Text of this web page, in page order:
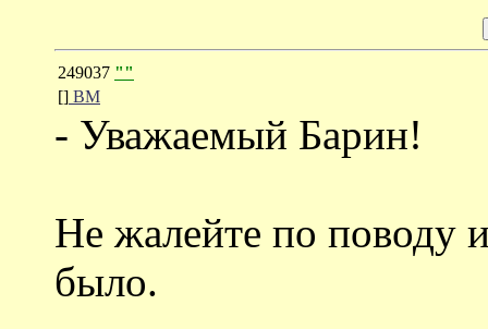
249037 ""
[] ВМ
- Уважаемый Барин!
Не жалейте по поводу
было.